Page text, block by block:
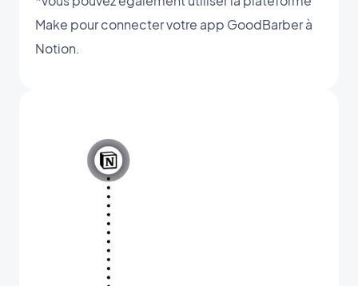
Make pour connecter votre app GoodBarber à
Notion.